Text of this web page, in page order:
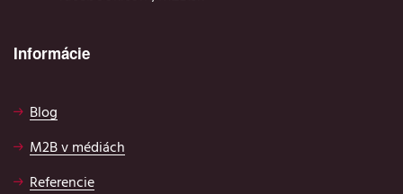
Informácie
Blog
M2B v médiách
Referencie